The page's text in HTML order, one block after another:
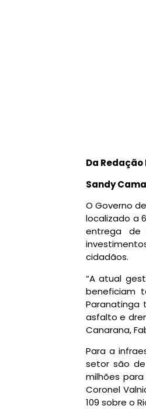
Da Redação
Sandy
O Governo
localizado a
entrega de
cidadãos.
“A atual
beneficiam
Paranatinga
asfalto e
Canarana,
Para a
setor são de
milhões
Coronel
109 sobre o